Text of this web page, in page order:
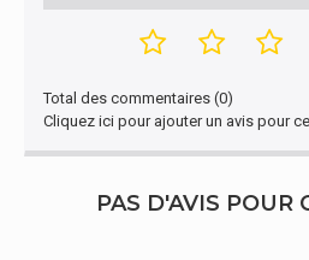
PoE
Réseau
Modulation 16-QAM,
Bande de fréquence 60 GHz
Total des commentaires (0)
Cliquez ici pour ajouter un avis pour
PAS D'AVIS POUR